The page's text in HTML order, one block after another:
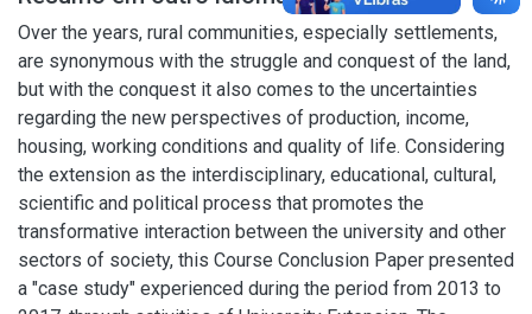
Over the years, rural communities, especially settlements,
are synonymous with the struggle and conquest of the land,
but with the conquest it also comes to the uncertainties
regarding the new perspectives of production, income,
housing, working conditions and quality of life. Considering
the extension as the interdisciplinary, educational, cultural,
scientific and political process that promotes the
transformative interaction between the university and other
sectors of society, this Course Conclusion Paper presented
a "case study" experienced during the period from 2013 to